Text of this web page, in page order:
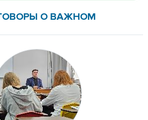
О ВАЖНОМ